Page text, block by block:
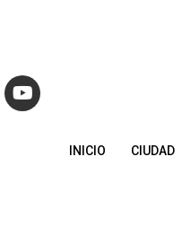
INICIO CIUDAD